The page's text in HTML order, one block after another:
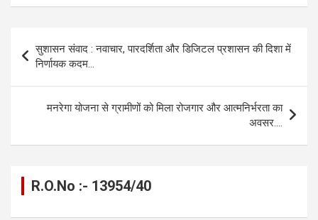
ce
o
o
k
se
g
er
at
A
p
p
e
gr
a
m
ail py
n
k
ar
navigation
सुशासन संवाद : नवाचार, पारदर्शिता और डिजिटल प्रशासन की दिशा में
निर्णायक कदम…
मनरेगा योजना से ग्रामीणों को मिला रोजगार और आत्मनिर्भरता का
अवसर….
R.O.No :- 13954/40